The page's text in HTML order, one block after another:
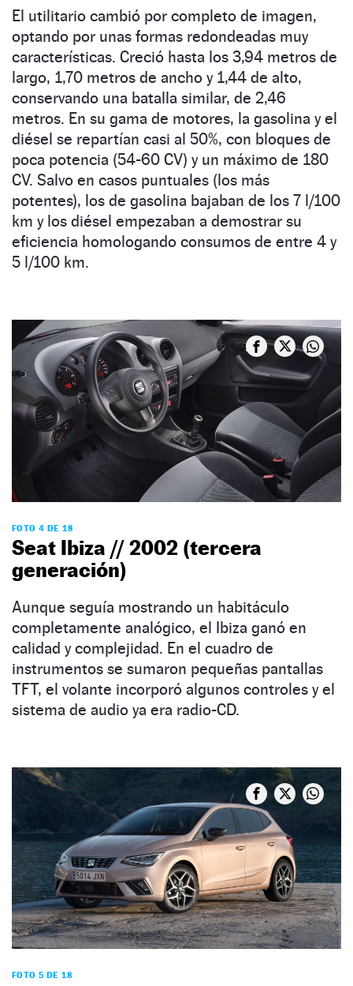
El utilitario cambió por completo de imagen,
optando por unas formas redondeadas muy
características. Creció hasta los 3,94 metros de
largo, 1,70 metros de ancho y 1,44 de alto,
conservando una batalla similar, de 2,46
metros. En su gama de motores, la gasolina y el
diésel se repartían casi al 50%, con bloques de
poca potencia (54-60 CV) y un máximo de 180
CV. Salvo en casos puntuales (los más
potentes), los de gasolina bajaban de los 7 l/100
km y los diésel empezaban a demostrar su
eficiencia homologando consumos de entre 4 y
5 l/100 km.
FOTO 4 DE 18
Seat Ibiza // 2002 (tercera
generación)
Aunque seguía mostrando un habitáculo
completamente analógico, el Ibiza ganó en
calidad y complejidad. En el cuadro de
instrumentos se sumaron pequeñas pantallas
TFT, el volante incorporó algunos controles y el
sistema de audio ya era radio-CD.
FOTO 5 DE 18